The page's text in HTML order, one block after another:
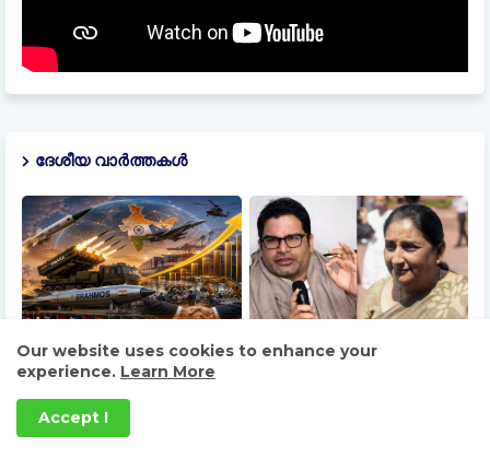
ദേശീയ വാർത്തകൾ
ബ്രഹ്മോസിനപ്പുറം
പ്രതിരോധ വിപണി പിടിക്കാൻ
ഇന്ത്യ: ലക്ഷ്യം ₹50,000
കോടിയുടെ കയറ്റുമതി
പ്രശാന്ത് കിഷോറുമായുള്ള
Our website uses cookies to enhance your
experience. Learn More
Accept !